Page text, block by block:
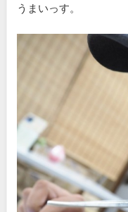
うまいっす。